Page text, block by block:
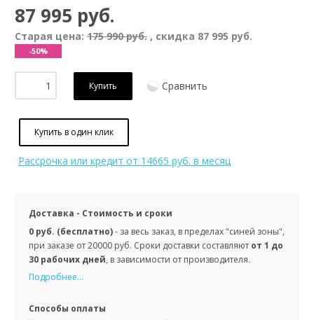
87 995 руб.
Старая цена: 175 990 руб. , скидка 87 995 руб.
-50%
Купить Сравнить
Купить в один клик
Рассрочка или кредит от 14665 руб. в месяц
Доставка - Стоимость и сроки
0 руб. (бесплатно)- за весь заказ, в пределах "синей зоны",
при заказе от 20000 руб. Сроки доставки составляют от 1 до
30 рабочих дней, в зависимости от производителя.
Подробнее...
Способы оплаты